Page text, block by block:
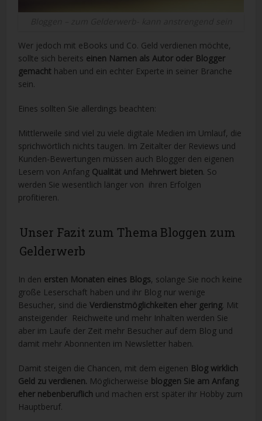
Wer jedoch mit eBooks und Co. Geld verdienen möchte,
sollte sich bereits einen Namen als Autor oder Blogger
gemacht haben und ein echter Experte in seiner Branche
sein.
Eines sollten Sie allerdings beachten:
Mittlerweile sind viel zu viele digitale Medien im Umlauf, die
sprichwörtlich nichts taugen. Im Zeitalter der Reviews und
Kunden-Bewertungen müssen auch Blogger den eigenen
Lesern von Anfang Qualität und Mehrwert bieten. So
werden Sie wesentlich länger von ihren Erfolgen
profitieren.
Unser Fazit zum Thema Bloggen zum
Gelderwerb
In den ersten Monaten eines Blogs, solange Sie noch keine
große Leserschaft haben und ihr Blog nur wenige
Besucher, sind dieVerdienstmöglichkeiten eher gering. Mit
ansteigender Reichweite und mehr Inhalten werden Sie
aber im Laufe der Zeit mehr Besucher auf dem Blog und
damit mehr Abonnenten im Newsletter haben.
Damit steigen die Chancen, mit dem eigenen Blog wirklich
Geld zu verdienen. Möglicherweise bloggen Sie am Anfang
eher nebenberuflich und machen erst später ihr Hobby zum
Hauptberuf.